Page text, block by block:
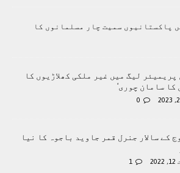
پاکستانیوں سمیت چار مسلمانوں کا
پریمیئر لیگ میں غیر ملکی کھلاڑیوں کا
کا سامان چوری‘
0
کے سالار جنرل قمر جاوید باجوہ کا نیا
1